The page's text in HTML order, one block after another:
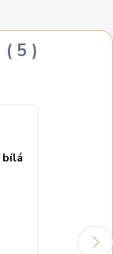
5
IZOLAČNÍ